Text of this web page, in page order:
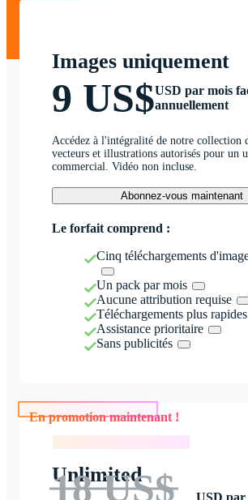
Images uniquement
9 US$USD par mois
annuellement
Accédez à l'intégralité de notre collection
vecteurs et illustrations autorisés pour un
commercial. Vidéo non incluse.
Abonnez-vous maintenant
Le forfait comprend :
Cinq téléchargements
Un pack par mois
Aucune attribution requise
Téléchargements plus rapides
Assistance prioritaire
Sans publicités
En promotion maintenant !
Unlimited
18 US$
USD par